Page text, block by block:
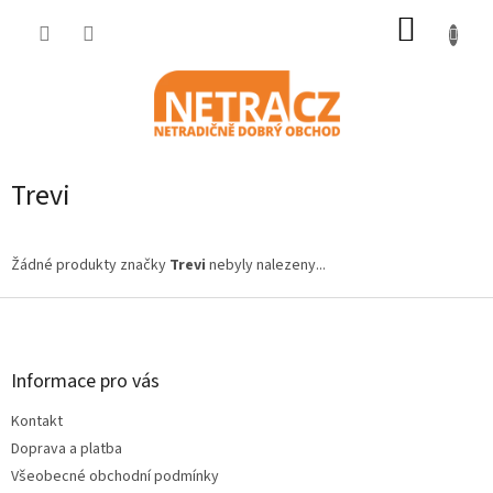
Trevi
Žádné produkty značky Trevi nebyly nalezeny...
Z
Informace pro vás
Kontakt
Doprava a platba
Všeobecné obchodní podmínky